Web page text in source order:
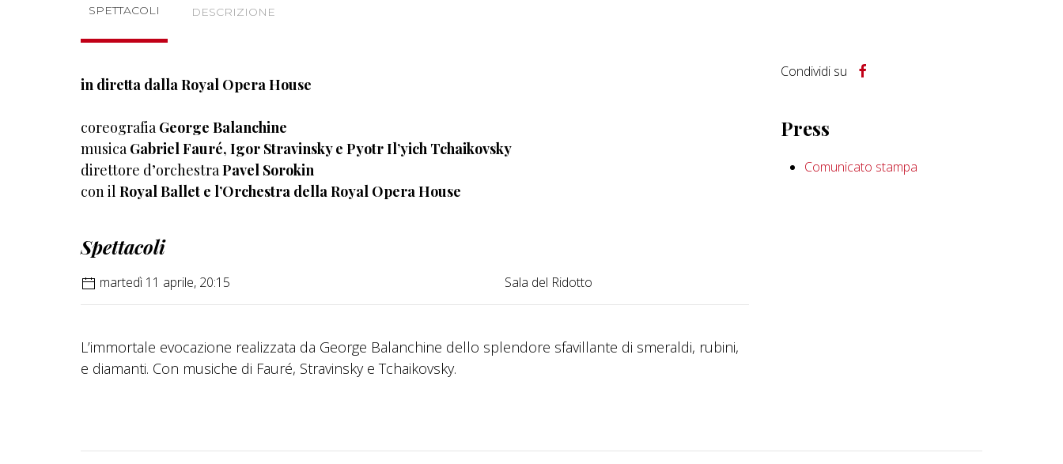
SPETTACOLI DESCRIZIONE
in diretta dalla Royal Opera House
coreografiaGeorge Balanchine
musicaGabriel Fauré, Igor Stravinsky e Pyotr Il’yich Tchaikovsky
direttore d’orchestraPavel Sorokin
con il Royal Ballet e l’Orchestra della Royal Opera House
Spettacoli
martedì 11 aprile, 20:15 Sala del Ridotto
L’immortale evocazione realizzata da George Balanchine dello splendore sfavillante di smeraldi, rubini,
e diamanti. Con musiche di Fauré, Stravinsky e Tchaikovsky.
Condividi su
Press
Comunicato stampa